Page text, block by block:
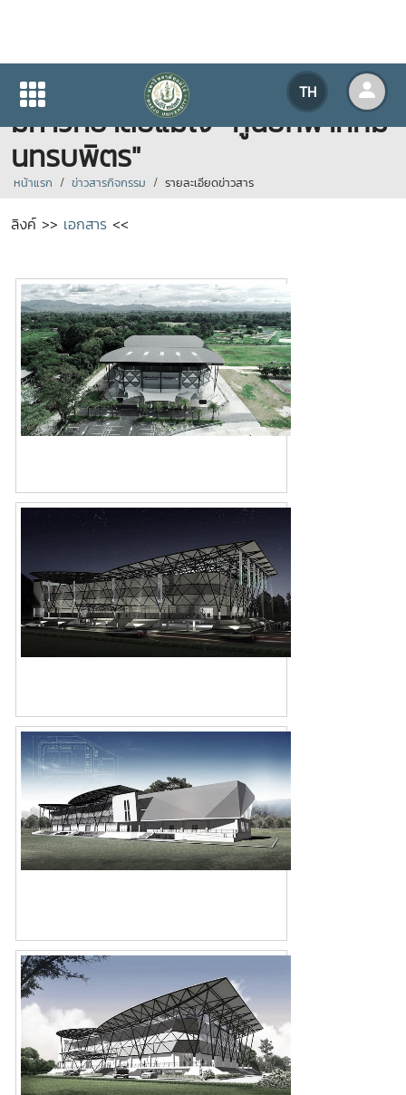
TH
แจ้งชื่อพระราชทานศูนย์กีฬา
มหาวิทยาลัยแม่โจ้ "ศูนย์กีฬาทศมิ
นทรบพิตร"
หน้าแรก ข่าวสารกิจกรรม รายละเอียดข่าวสาร
ลิงค์ >> เอกสาร <<